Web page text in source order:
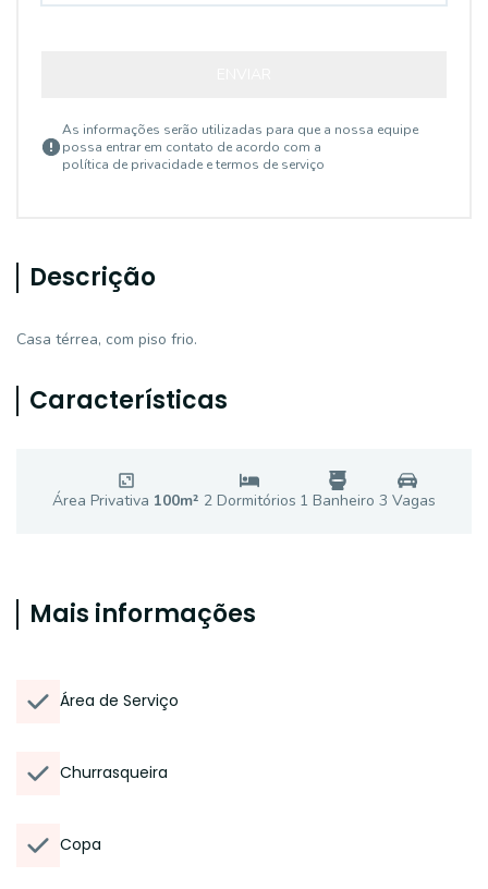
As informações serão utilizadas para que a nossa equipe
possa entrar em contato de acordo com a
política de privacidade e termos de serviço
Descrição
Casa térrea, com piso frio.
Características
Área Privativa 100m² 2Dormitórios 1 Banheiro 3 Vagas
Mais informações
Área de Serviço
Churrasqueira
Copa